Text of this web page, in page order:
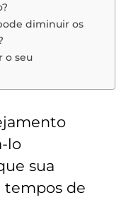
diminuir os
o seu
lo
sua
tempos de